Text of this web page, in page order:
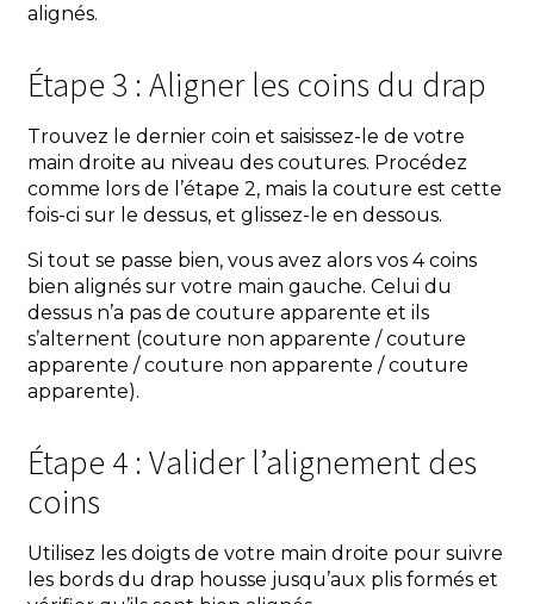
alignés.
Étape 3 : Aligner les coins du drap
Trouvez le dernier coin et saisissez-le de votre
main droite au niveau des coutures. Procédez
comme lors de l’étape 2, mais la couture est cette
fois-ci sur le dessus, et glissez-le en dessous.
Si tout se passe bien, vous avez alors vos 4 coins
bien alignés sur votre main gauche. Celui du
dessus n’a pas de couture apparente et ils
s’alternent (couture non apparente / couture
apparente / couture non apparente / couture
apparente).
Étape 4 : Valider l’alignement des
coins
Utilisez les doigts de votre main droite pour suivre
les bords du drap housse jusqu’aux plis formés et